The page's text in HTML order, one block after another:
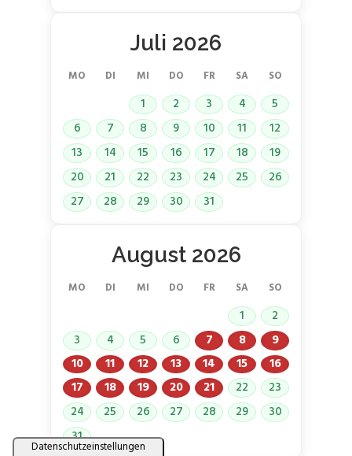
Juli 2026
MO DI MI DO FR SA SO
1 2 3 4
5
6
7 8 9 10 11
12
13
14 15 16 17 18
19
20
21 22 23 24 25
26
27
28 29 30 31
August 2026
MO DI MI DO FR SA SO
1
2
3
4 5 6 7 8
9
10
11 12 13 14 15
16
17
18 19 20 21 22
23
24
25 26 27 28 29
30
31